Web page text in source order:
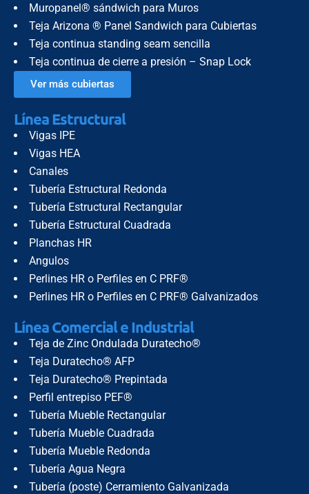
Muropanel® sándwich para Muros
Teja Arizona ® Panel Sandwich para Cubiertas
Teja continua standing seam sencilla
Teja continua de cierre a presión – Snap Lock
Ver más cubiertas
Línea Estructural
Vigas IPE
Vigas HEA
Canales
Tubería Estructural Redonda
Tubería Estructural Rectangular
Tubería Estructural Cuadrada
Planchas HR
Angulos
Perlines HR o Perfiles en C PRF®
Perlines HR o Perfiles en C PRF® Galvanizados
Línea Comercial e Industrial
Teja de Zinc Ondulada Duratecho®
Teja Duratecho® AFP
Teja Duratecho® Prepintada
Perfil entrepiso PEF®
Tubería Mueble Rectangular
Tubería Mueble Cuadrada
Tubería Mueble Redonda
Tubería Agua Negra
Tubería (poste) Cerramiento Galvanizada